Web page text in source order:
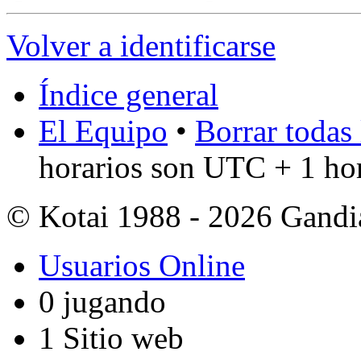
Volver a identificarse
Índice general
El Equipo • Borrar
horarios son UTC + 1
© Kotai 1988 - 2026
Usuarios Online
0 jugando
1 Sitio web